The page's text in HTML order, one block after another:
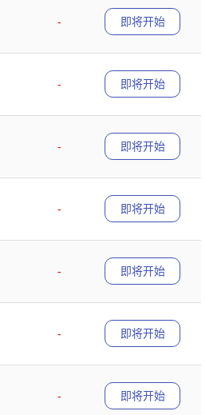
-
即将开始
-
即将开始
-
即将开始
-
即将开始
-
即将开始
-
即将开始
-
即将开始